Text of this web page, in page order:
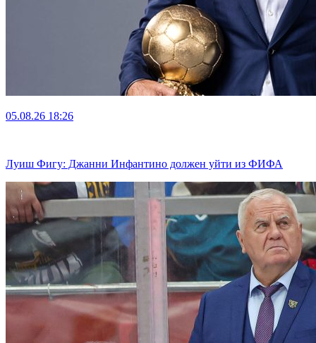
05.08.26 18:26
Луиш Фигу: Джанни Инфантино должен уйти из ФИФА